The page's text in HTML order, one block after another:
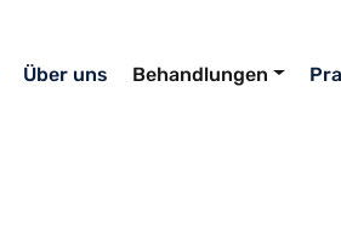
Über uns Behandlungen